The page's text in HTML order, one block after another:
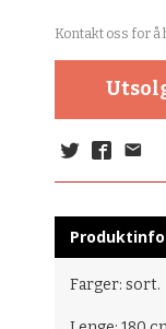
Kontakt oss for å
Produktinfo
Farger: sort.